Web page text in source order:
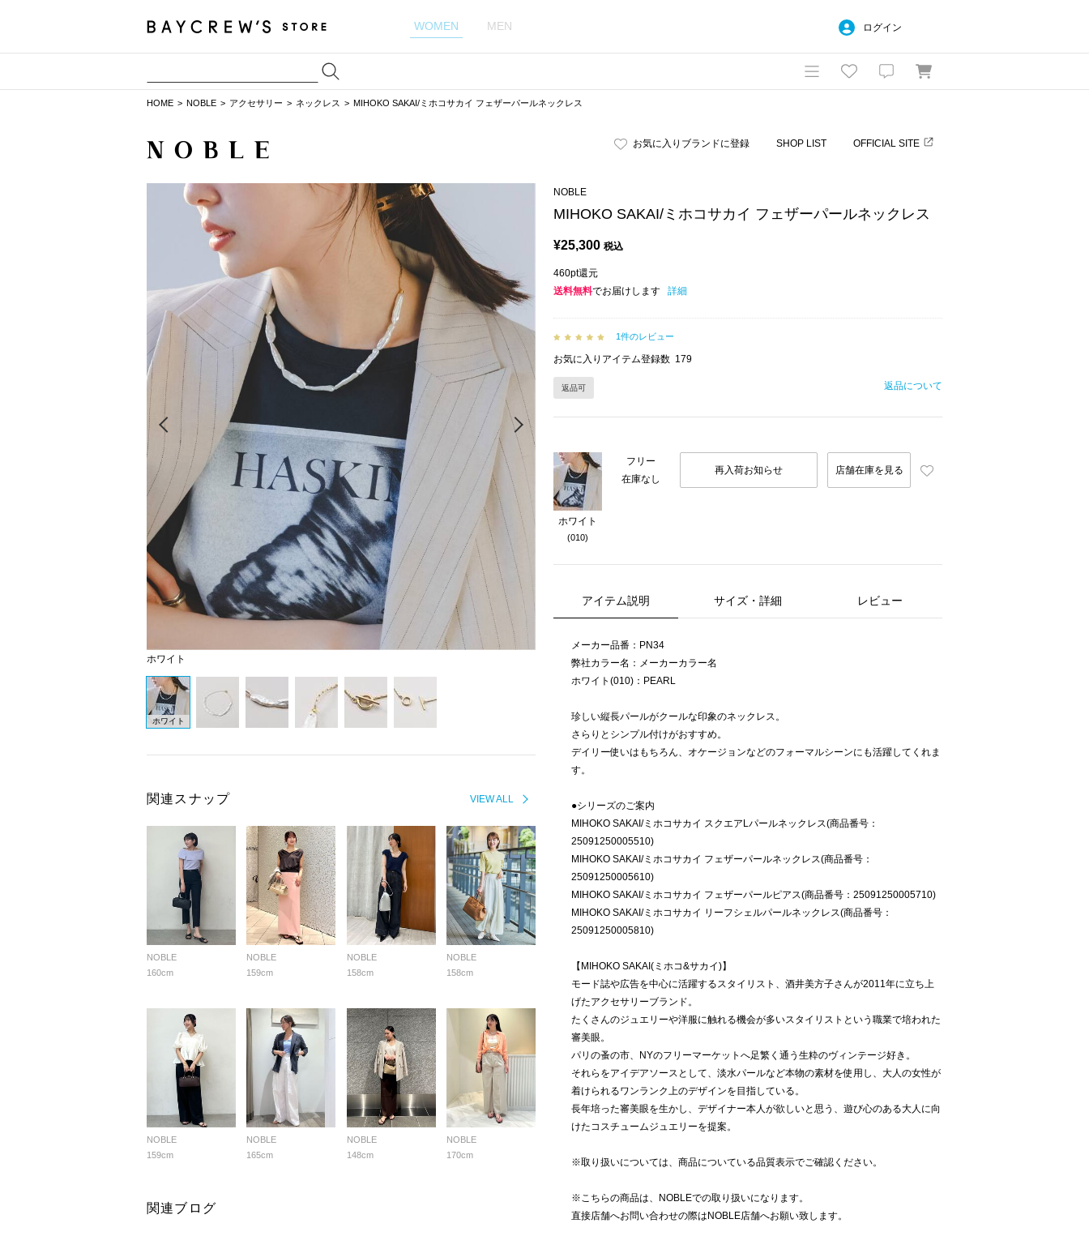
WOMEN MEN ログイン
HOME NOBLE アクセサリー ネックレス MIHOKO SAKAI/ミホコサカイ フェザーパールネックレス
お気に入りブランドに登録 SHOP LIST OFFICIAL SITE
ホワイト
Next
Prev
ホワイト
VIEW ALL
関連スナップ
NOBLE
160cm
NOBLE
159cm
NOBLE
158cm
NOBLE
158cm
NOBLE
159cm
NOBLE
165cm
NOBLE
148cm
NOBLE
170cm
関連ブログ
NOBLE
MIHOKO SAKAI/ミホコサカイ フェザーパールネックレス
¥25,300 税込
460pt還元
送料無料でお届けします 詳細
1件のレビュー
お気に入りアイテム登録数 179
返品可 返品について
ホワイト
(010)
フリー
在庫なし
再入荷お知らせ 店舗在庫を見る
アイテム説明 サイズ・詳細 レビュー
メーカー品番：PN34
弊社カラー名：メーカーカラー名
ホワイト(010)：PEARL
珍しい縦長パールがクールな印象のネックレス。
さらりとシンプル付けがおすすめ。
デイリー使いはもちろん、オケージョンなどのフォーマルシーンにも活躍してくれま
す。
●シリーズのご案内
MIHOKO SAKAI/ミホコサカイ スクエアLパールネックレス(商品番号：
25091250005510)
MIHOKO SAKAI/ミホコサカイ フェザーパールネックレス(商品番号：
25091250005610)
MIHOKO SAKAI/ミホコサカイ フェザーパールピアス(商品番号：25091250005710)
MIHOKO SAKAI/ミホコサカイ リーフシェルパールネックレス(商品番号：
25091250005810)
【MIHOKO SAKAI(ミホコ&サカイ)】
モード誌や広告を中心に活躍するスタイリスト、酒井美方子さんが2011年に立ち上
げたアクセサリーブランド。
たくさんのジュエリーや洋服に触れる機会が多いスタイリストという職業で培われた
審美眼。
パリの蚤の市、NYのフリーマーケットへ足繁く通う生粋のヴィンテージ好き。
それらをアイデアソースとして、淡水パールなど本物の素材を使用し、大人の女性が
着けられるワンランク上のデザインを目指している。
長年培った審美眼を生かし、デザイナー本人が欲しいと思う、遊び心のある大人に向
けたコスチュームジュエリーを提案。
※取り扱いについては、商品についている品質表示でご確認ください。
※こちらの商品は、NOBLEでの取り扱いになります。
直接店舗へお問い合わせの際はNOBLE店舗へお願い致します。